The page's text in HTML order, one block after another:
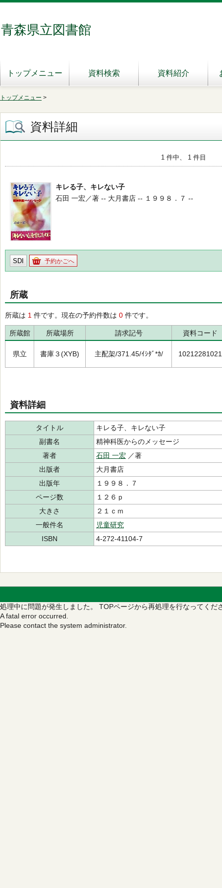
青森県立図書館
トップメニュー 資料検索 資料紹介
トップメニュー >
資料詳細
1 件中、 1 件目
キレる子、キレない子
石田 一宏／著 -- 大月書店 -- １９９８．７ --
SDI 予約かごへ
所蔵
所蔵は 1 件です。現在の予約件数は 0 件です。
所蔵館 所蔵場所 請求記号 資料コード
県立 書庫３(XYB) 主配架/371.45/ｲｼﾀﾞ*ｶ/ 10212281021
資料詳細
タイトル
キレる子、キレない子
副書名
精神科医からのメッセージ
著者
石田 一宏 ／著
出版者
大月書店
出版年
１９９８．７
ページ数
１２６ｐ
大きさ
２１ｃｍ
一般件名
児童研究
ISBN
4-272-41104-7
処理中に問題が発生しました。 TOPページから再処理を行なってくだ
A fatal error occurred.
Please contact the system administrator.